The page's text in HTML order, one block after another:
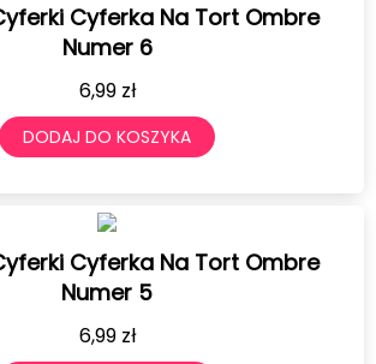
Cyferka Na Tort Ombre
Numer 6
6,99 zł
DODAJ DO KOSZYKA
Cyferka Na Tort Ombre
Numer 5
6,99 zł